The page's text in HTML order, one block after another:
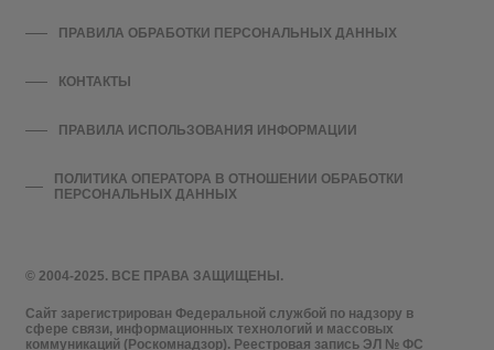
© 2004-2025. ВСЕ ПРАВА ЗАЩИЩЕНЫ.
Сайт зарегистрирован Федеральной службой по надзору в
сфере связи, информационных технологий и массовых
коммуникаций (Роскомнадзор). Реестровая запись ЭЛ № ФС
ПРАВИЛА ОБРАБОТКИ ПЕРСОНАЛЬНЫХ ДАННЫХ
КОНТАКТЫ
ПРАВИЛА ИСПОЛЬЗОВАНИЯ ИНФОРМАЦИИ
ПОЛИТИКА ОПЕРАТОРА В ОТНОШЕНИИ ОБРАБОТКИ
ПЕРСОНАЛЬНЫХ ДАННЫХ